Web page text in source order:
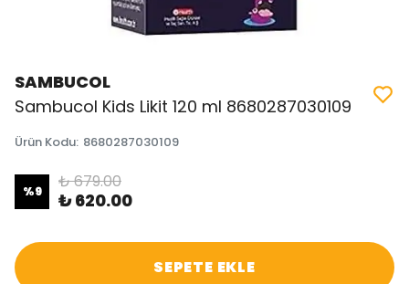
SAMBUCOL
Sambucol Kids Likit 120 ml 8680287030109
Ürün Kodu: 8680287030109
%9 ₺ 679.00
₺ 620.00
SEPETE EKLE